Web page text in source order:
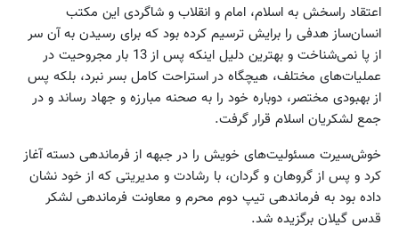
اعتقاد راسخش به اسلام، امام و انقلاب و شاگردی این مکتب
انسان‌ساز هدفی را برایش ترسیم کرده بود که برای رسیدن به آن سر
از پا نمی‌شناخت و بهترین دلیل اینکه پس از 13 بار مجروحیت در
عملیات‌های مختلف، هیچگاه در استراحت کامل بسر نبرد، بلکه پس
از بهبودی مختصر، دوباره خود را به صحنه مبارزه و جهاد رساند و در
جمع لشکریان اسلام قرار گرفت.
خوش‌سیرت مسئولیت‌های خویش را در جبهه از فرماندهی دسته آغاز
کرد و پس از گروهان و گردان، با رشادت و مدیریتی که از خود نشان
داده بود به فرماندهی تیپ دوم محرم و معاونت فرماندهی لشکر
قدس گیلان برگزیده شد.